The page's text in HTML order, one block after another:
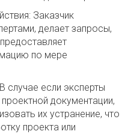
Заказчик
делает запросы,
по мере
случае если эксперты
документации,
их устранение, что
проекта или